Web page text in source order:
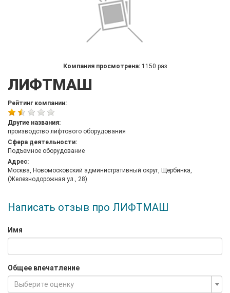
Компания просмотрена: 1150 раз
ЛИФТМАШ
Рейтинг компании:
Другие названия:
производство лифтового оборудования
Сфера деятельности:
Подъемное оборудование
Адрес:
Москва, Новомосковский административный округ, Щербинка,
(Железнодорожная ул., 28)
Написать отзыв про ЛИФТМАШ
Имя
Общее впечатление
Выберите оценку